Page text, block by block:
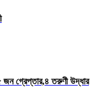
৫ জন গ্রেপ্তার,৪ তরুণী উদ্ধার